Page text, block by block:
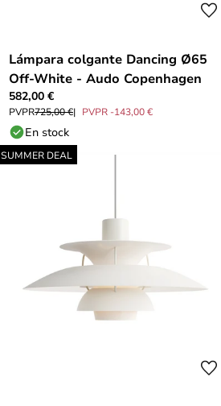
Lámpara colgante Dancing Ø65
Off-White - Audo Copenhagen
582,00 €
PVPR725,00 € PVPR -143,00 €
En stock
SUMMER DEAL